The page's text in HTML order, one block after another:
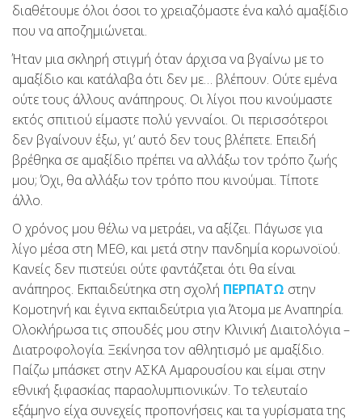
διαθέτουμε όλοι όσοι το χρειαζόμαστε ένα καλό αμαξίδιο
που να αποζημιώνεται.
Ήταν μια σκληρή στιγμή όταν άρχισα να βγαίνω με το
αμαξίδιο και κατάλαβα ότι δεν με… βλέπουν. Ούτε εμένα
ούτε τους άλλους ανάπηρους. Οι λίγοι που κινούμαστε
εκτός σπιτιού είμαστε πολύ γενναίοι. Οι περισσότεροι
δεν βγαίνουν έξω, γι’ αυτό δεν τους βλέπετε. Επειδή
βρέθηκα σε αμαξίδιο πρέπει να αλλάξω τον τρόπο ζωής
μου; Όχι, θα αλλάξω τον τρόπο που κινούμαι. Τίποτε
άλλο.
Ο χρόνος μου θέλω να μετράει, να αξίζει. Πάγωσε για
λίγο μέσα στη ΜΕΘ, και μετά στην πανδημία κορωνοϊού.
Κανείς δεν πιστεύει ούτε φαντάζεται ότι θα είναι
ανάπηρος. Εκπαιδεύτηκα στη σχολή ΠΕΡΠΑΤΩ στην
Κομοτηνή και έγινα εκπαιδεύτρια για Άτομα με Αναπηρία.
Ολοκλήρωσα τις σπουδές μου στην Κλινική Διαιτολόγια –
Διατροφολογία. Ξεκίνησα τον αθλητισμό με αμαξίδιο.
Παίζω μπάσκετ στην ΑΣΚΑ Αμαρουσίου και είμαι στην
εθνική ξιφασκίας παραολυμπιονικών. Το τελευταίο
εξάμηνο είχα συνεχείς προπονήσεις και τα γυρίσματα της